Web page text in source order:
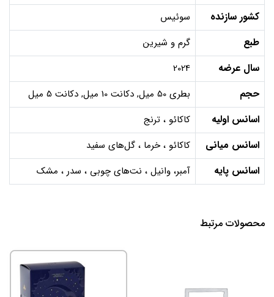
کشور سازنده سوئیس
طبع گرم و شیرین
سال عرضه 2024
حجم بطری 50 میل, دکانت 10 میل, دکانت 5 میل
اسانس اولیه کاکائو ، ترنج
اسانس میانی کاکائو ، خرما ، گل‌های سفید
اسانس پایه آمبر، وانیل ، نت‌های چوبی ، سدر ، مشک
محصولات مرتبط